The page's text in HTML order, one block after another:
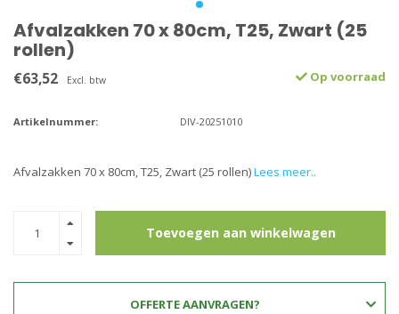
Afvalzakken 70 x 80cm, T25, Zwart (25
rollen)
€63,52 Excl. btw Op voorraad
Artikelnummer: DIV-20251010
Afvalzakken 70 x 80cm, T25, Zwart (25 rollen)Lees meer..
Toevoegen aan winkelwagen
OFFERTE AANVRAGEN?